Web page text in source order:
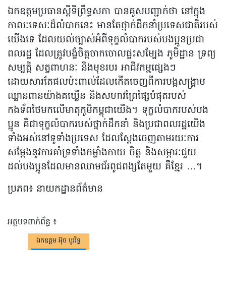
ឯកឧត្តមប្រធានស្តីទីព្រឹទ្ធសភា បានគូសបញ្ជាក់ថា នៅក្នុង
កាលៈទេសៈដ៏លំបាកនេះ មានតែថ្នាក់ដឹកនាំប្រទេសជាតិរបស់
យើងទេ ដែលយល់ច្បាស់អំពីទុក្ខលំបាករបស់បងប្អូនប្រជា
ពលរដ្ឋ ដែលត្រូវបង្ខំចិត្តចាកចោលផ្ទះសម្បែង ភូមិដ្ឋាន ទ្រព្យ
សម្បត្តិ សត្វពាហនៈ និងមុខរបរ អាជីវកម្មផ្សេងៗ
ដោយសារតែផលប៉ះពាល់ដែលកើតចេញពីការបង្កសង្គ្រាម
ឈ្លានពានយ៉ាងគឃ្លើន និងសហាវព្រៃផ្សៃបំផុតរបស់
កងទ័ពថៃមកលើមាតុភូមិកម្ពុជាយើង។ ទុក្ខលំបាករបស់បង
ប្អូន គឺជាទុក្ខលំបាករបស់ថ្នាក់ដឹកនាំ និងប្រជាពលរដ្ឋយើង
ទាំងអស់នៅទូទាំងប្រទេស ដែលស្តែងចេញតាមរយៈការ
សម្តែងនូវការគាំទ្រទាំងកម្លាំងកាយ ចិត្ត និងសម្ភារៈជួយ
ដល់បងប្អូនដែលមានឈាមជ័រពូជពង្សតែមួយ គឺខ្មែរ …។
ប្រភព៖ នាយកដ្ឋានព័ត៌មាន
អត្ថបទពាក់ព័ន្ធ ៖
ឯកឧត្តម អ៊ុច បូររិទ្ធ